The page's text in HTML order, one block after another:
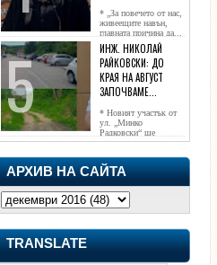
* „За повечето от нас,
живеещите навън,
главната причина да...
ИНЖ. НИКОЛАЙ
РАЙКОВСКИ: ДО
КРАЯ НА АВГУСТ
ЗАПОЧВАМЕ...
* Новият участък от
ул. „Минко
Радковски“ ще
достигне жк...
АРХИВ НА САЙТА
TRANSLATE